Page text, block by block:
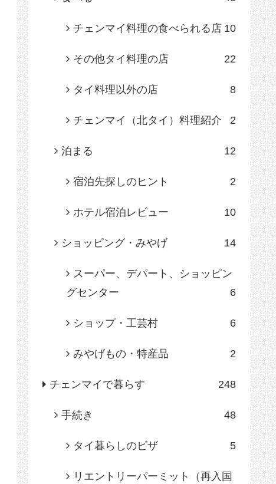
チェンマイ料理の食べられる店 10
その他タイ料理の店 22
タイ料理以外の店 8
チェンマイ（北タイ）料理紹介 2
泊まる 12
宿泊先探しのヒント 2
ホテル宿泊レビュー 10
ショッピング・みやげ 14
スーパー、デパート、ショッピン
グセンター
6
ショップ・工芸村 6
みやげもの・特産品 2
チェンマイで暮らす 248
手続き 48
タイ暮らしのビザ 5
リエントリーパーミット（再入国